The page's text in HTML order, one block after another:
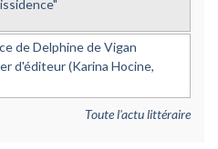
de Delphine de Vigan
d'éditeur (Karina Hocine,
Toute l'actu littéraire